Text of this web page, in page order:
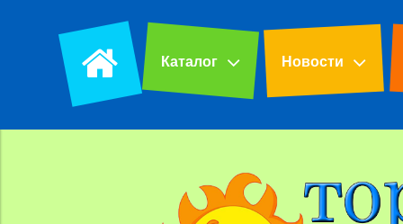
Каталог Новости